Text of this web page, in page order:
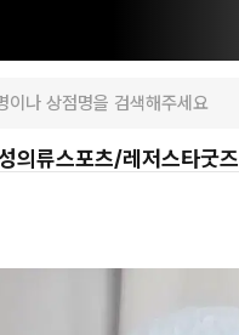
의류스포츠/레저스타굿즈